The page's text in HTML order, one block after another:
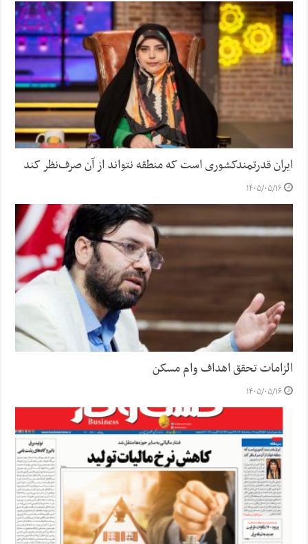
ایران قدرتمندکشوری است که منطقه نتواند از آن صرف‌نظر کند
۱۴۰۵/۰۵/۱۶
الزامات تحقق اهداف وام مسکن
۱۴۰۵/۰۵/۱۶